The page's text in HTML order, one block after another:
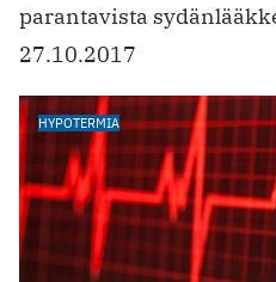
parantavista
27.10.2017
HYPOTERMIA